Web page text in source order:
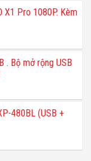
X1 Pro 1080P. Kèm
. Bộ mở rộng USB
480BL (USB +